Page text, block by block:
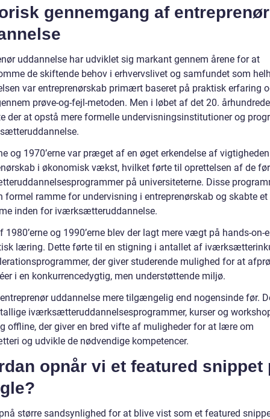
gennemgang af entreprenør
uddannelse har udviklet sig markant gennem årene for at
de skiftende behov i erhvervslivet og samfundet som
var entreprenørskab primært baseret på praktisk erfaring
prøve-og-fejl-metoden. Men i løbet af det 20. århundrede
der at opstå mere formelle undervisningsinstitutioner og
og 1970’erne var præget af en øget erkendelse af
i økonomisk vækst, hvilket førte til oprettelsen af de
på universiteterne. Disse
formel ramme for undervisning i entreprenørskab og skabte et
inden for iværksætteruddannelse.
1980’erne og 1990’erne blev der lagt mere vægt på hands-on-
læring. Dette førte til en stigning i antallet af
der giver studerende mulighed for at
i en konkurrencedygtig, men understøttende miljø.
uddannelse mere tilgængelig end nogensinde før.
iværksætteruddannelsesprogrammer, kurser og
offline, der giver en bred vifte af muligheder for at lære om
og udvikle de nødvendige kompetencer.
opnår vi et featured snippet
større sandsynlighed for at blive vist som et featured